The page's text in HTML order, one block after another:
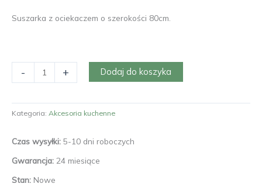
Suszarka z ociekaczem o szerokości 80cm.
-
Suszarka
ociekaczem
80cm
szafki
+ Dodaj do koszyka
Kategoria: Akcesoria kuchenne
Czas wysyłki: 5-10 dni roboczych
Gwarancja: 24 miesiące
Stan: Nowe